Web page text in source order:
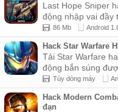
Last Hope Sniper
động nhập vai đầy
muốn trải ...
86 Mb Android
Hack Star Warfare
Tải Star Warfare
động bắn súng
Để ...Tùy dòng máy
Hack Modern
đạn